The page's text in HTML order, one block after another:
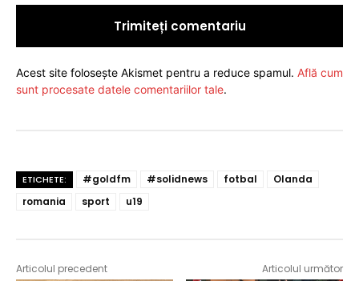
Acest site folosește Akismet pentru a reduce spamul. Află cum
sunt procesate datele comentariilor tale.
ETICHETE: #goldfm #solidnews fotbal
Olanda
romania
sport u19
Articolul precedent Articolul următor